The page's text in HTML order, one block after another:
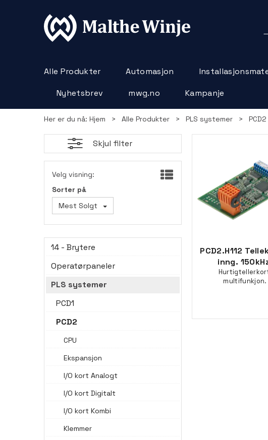
Alle Produkter Automasjon
Nyhetsbrev mwg.no Kampanje
Her er du nå: Hjem > Alle Produkter > PLS systemer > PCD2
Skjul filter
Velg visning:
Sorter på
Mest Solgt
14 - Brytere
Operatørpaneler
PLS systemer
PCD1
PCD2
CPU
Ekspansjon
I/O kort Analogt
I/O kort Digitalt
I/O kort Kombi
Klemmer
PCD2.H112
inng.
multifunkjon.